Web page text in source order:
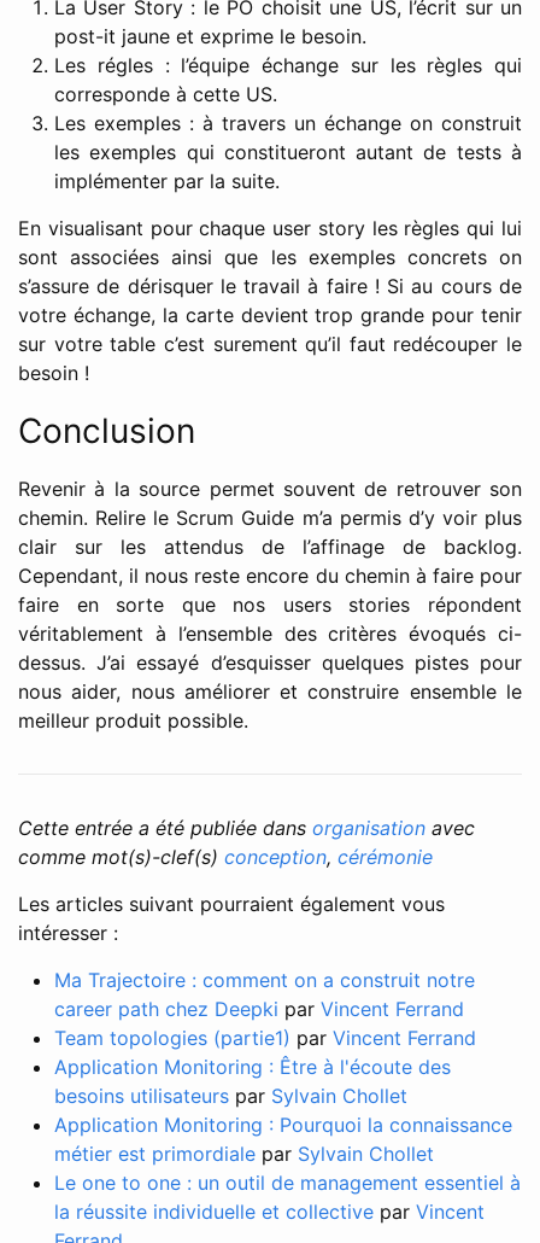
La User Story : le PO choisit une US, l’écrit sur un
post-it jaune et exprime le besoin.
Les régles : l’équipe échange sur les règles qui
corresponde à cette US.
Les exemples : à travers un échange on construit
les exemples qui constitueront autant de tests à
implémenter par la suite.
En visualisant pour chaque user story les règles qui lui
sont associées ainsi que les exemples concrets on
s’assure de dérisquer le travail à faire ! Si au cours de
votre échange, la carte devient trop grande pour tenir
sur votre table c’est surement qu’il faut redécouper le
besoin !
Conclusion
Revenir à la source permet souvent de retrouver son
chemin. Relire le Scrum Guide m’a permis d’y voir plus
clair sur les attendus de l’affinage de backlog.
Cependant, il nous reste encore du chemin à faire pour
faire en sorte que nos users stories répondent
véritablement à l’ensemble des critères évoqués ci-
dessus. J’ai essayé d’esquisser quelques pistes pour
nous aider, nous améliorer et construire ensemble le
meilleur produit possible.
Cette entrée a été publiée dans organisation avec
comme mot(s)-clef(s) conception, cérémonie
Les articles suivant pourraient également vous
intéresser :
Ma Trajectoire : comment on a construit notre
career path chez Deepki par Vincent Ferrand
Team topologies (partie1) par Vincent Ferrand
Application Monitoring : Être à l'écoute des
besoins utilisateurs par Sylvain Chollet
Application Monitoring : Pourquoi la connaissance
métier est primordiale par Sylvain Chollet
Le one to one : un outil de management essentiel à
la réussite individuelle et collective par Vincent